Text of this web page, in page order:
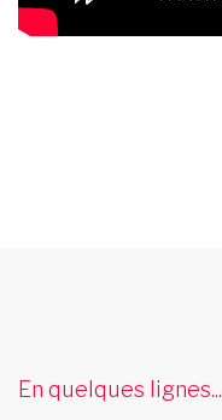
cabaret epinal
En quelques lignes...